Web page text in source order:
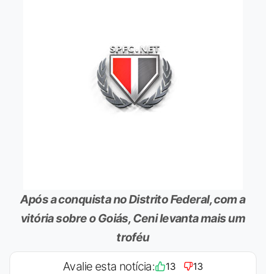
Após a conquista no Distrito Federal, com a
vitória sobre o Goiás, Ceni levanta mais um
troféu
Avalie esta notícia: 13 13